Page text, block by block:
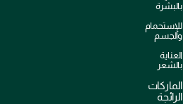
بالبشرة
للإستحمام
والجسم
العناية
بالشعر
الماركات
الرائجة